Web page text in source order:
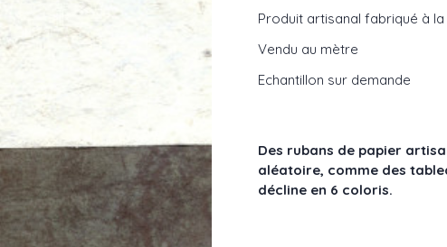
Produit artisanal fabriqué à la
Vendu au mètre
Echantillon sur demande
Des rubans de papier
aléatoire, comme des
décline en 6 coloris.